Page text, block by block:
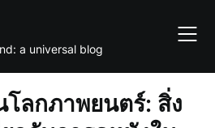
a universal blog
ลกภาพยนตร์: สิ่ง